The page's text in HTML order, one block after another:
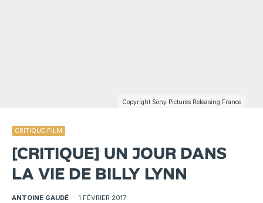
Copyright Sony Pictures Releasing France
CRITIQUE FILM
[CRITIQUE] UN JOUR DANS
LA VIE DE BILLY LYNN
ANTOINE GAUDÉ · 1 FÉVRIER 2017